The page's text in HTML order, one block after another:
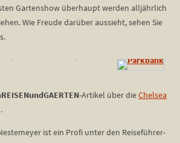
Gartenshow überhaupt werden alljährlich
Wie Freude darüber aussieht, sehen Sie
-Artikel über dieChelsea
ist ein Profi unter den Reiseführer-